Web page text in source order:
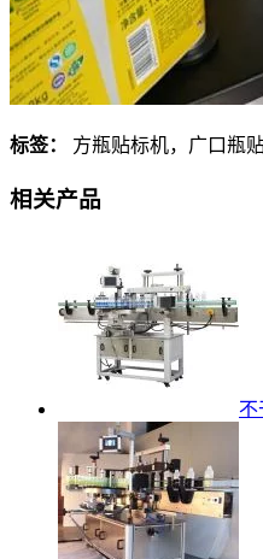
标签： 方瓶贴标机，广口瓶
相关产品
不